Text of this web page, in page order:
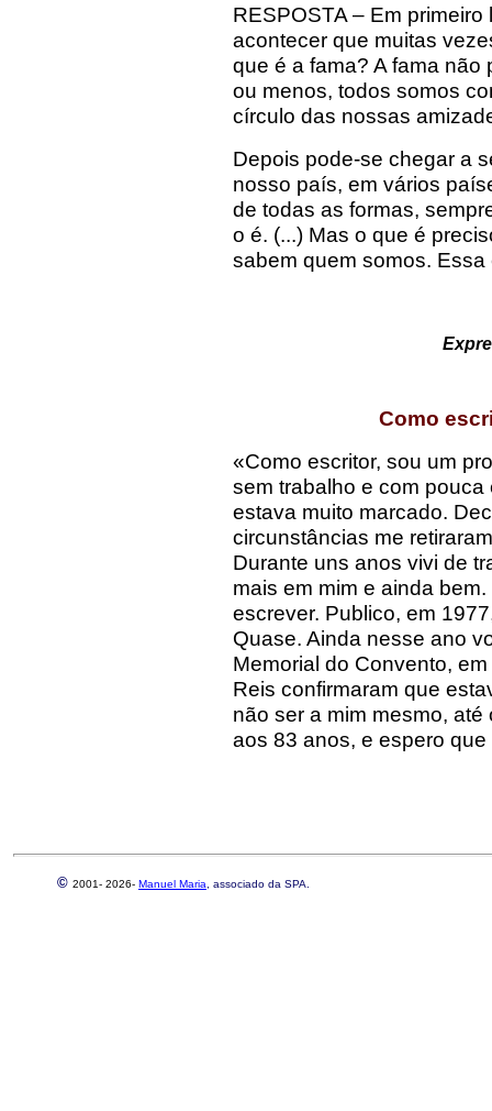
RESPOSTA – Em
acontecer que muitas
que é a fama? A fama
ou menos, todos somos
círculo das nossas
Depois pode-se chegar a
nosso país, em vários
de todas as formas,
o é. (...) Mas o que é
sabem quem somos.
Como
«Como escritor, sou um
sem trabalho e com
estava muito marcado.
circunstâncias me
Durante uns anos vivi de
mais em mim e ainda
escrever. Publico, em
Quase. Ainda nesse ano
Memorial do Convento,
Reis confirmaram que
não ser a mim mesmo,
aos 83 anos, e espero
© 2001- 2026- Manuel Maria , associado da SPA.